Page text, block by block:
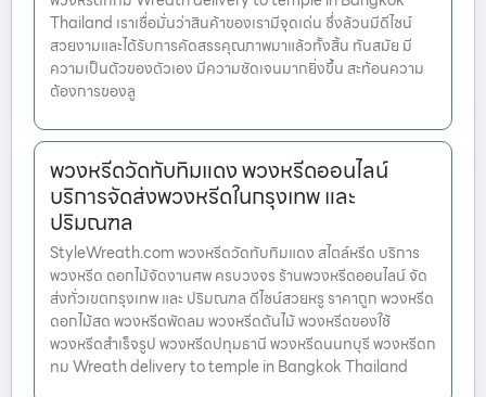
Thailand เราเชื่อมั่นว่าสินค้าของเรามีจุดเด่น ซึ่งล้วนมีดีไซน์
สวยงามและได้รับการคัดสรรคุณภาพมาแล้วทั้งสิ้น ทันสมัย มี
ความเป็นตัวของตัวเอง มีความชัดเจนมากยิ่งขึ้น สะท้อนความ
ต้องการของลู
พวงหรีดวัดทับทิมแดง พวงหรีดออนไลน์
บริการจัดส่งพวงหรีดในกรุงเทพ และ
ปริมณฑล
StyleWreath.com พวงหรีดวัดทับทิมแดง สไตล์หรีด บริการ
พวงหรีด ดอกไม้จัดงานศพ ครบวงจร ร้านพวงหรีดออนไลน์ จัด
ส่งทั่วเขตกรุงเทพ และ ปริมณฑล ดีไซน์สวยหรู ราคาถูก พวงหรีด
ดอกไม้สด พวงหรีดพัดลม พวงหรีดต้นไม้ พวงหรีดของใช้
พวงหรีดสำเร็จรูป พวงหรีดปทุมธานี พวงหรีดนนทบุรี พวงหรีดก
ทม Wreath delivery to temple in Bangkok Thailand